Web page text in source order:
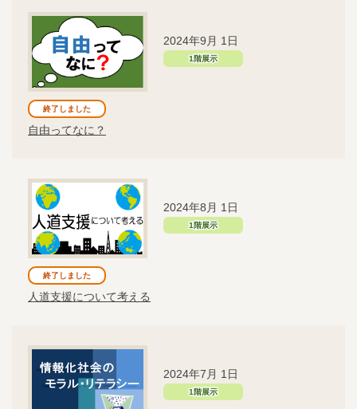
2024年9月 1日
1階展示
自由ってなに？
終了しました
2024年8月 1日
1階展示
人道支援について考える
終了しました
2024年7月 1日
1階展示